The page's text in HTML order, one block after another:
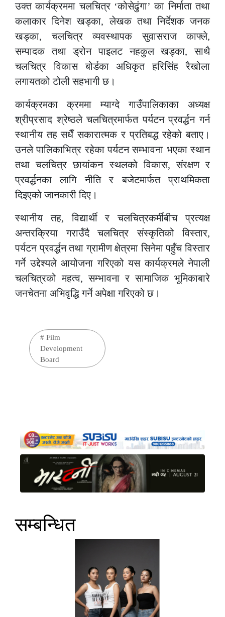
उक्त कार्यक्रममा चलचित्र‘कोसेढुंगा’का निर्माता तथा
कलाकार दिनेश खड्का,लेखक तथा निर्देशक जनक
खड्का,चलचित्र व्यवस्थापक सुवासराज काफ्ले,
सम्पादक तथा ड्रोन पाइलट नहकुल खड्का,साथै
चलचित्र विकास बोर्डका अधिकृत हरिसिंह रैखोला
लगायतको टोली सहभागी छ।
कार्यक्रमका क्रममा म्याग्दे गाउँपालिकाका अध्यक्ष
श्रीप्रसाद श्रेष्ठले चलचित्रमार्फत पर्यटन प्रवर्द्धन गर्न
स्थानीय तह सधैँ सकारात्मक र प्रतिबद्ध रहेको बताए।
उनले पालिकाभित्र रहेका पर्यटन सम्भावना भएका स्थान
तथा चलचित्र छायांकन स्थलको विकास,संरक्षण र
प्रवर्द्धनका लागि नीति र बजेटमार्फत प्राथमिकता
दिइएको जानकारी दिए।
स्थानीय तह,विद्यार्थी र चलचित्रकर्मीबीच प्रत्यक्ष
अन्तरक्रिया गराउँदै चलचित्र संस्कृतिको विस्तार,
पर्यटन प्रवर्द्धन तथा ग्रामीण क्षेत्रमा सिनेमा पहुँच विस्तार
गर्ने उद्देश्यले आयोजना गरिएको यस कार्यक्रमले नेपाली
चलचित्रको महत्व,सम्भावना र सामाजिक भूमिकाबारे
जनचेतना अभिवृद्धि गर्ने अपेक्षा गरिएको छ।
# Film
Development
Board
सम्बन्धित